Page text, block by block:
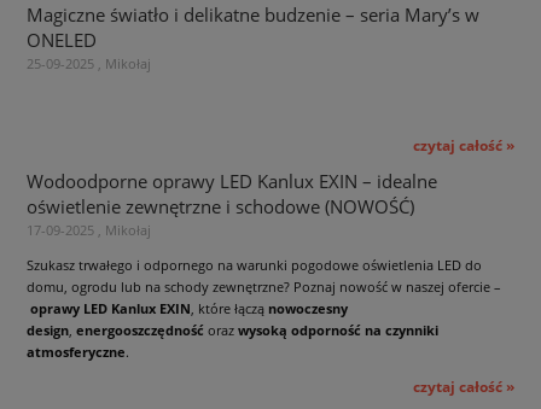
Magiczne światło i delikatne budzenie – seria Mary’s w
ONELED
25-09-2025 , Mikołaj
czytaj całość »
Wodoodporne oprawy LED Kanlux EXIN – idealne
oświetlenie zewnętrzne i schodowe (NOWOŚĆ)
17-09-2025 , Mikołaj
Szukasz trwałego i odpornego na warunki pogodowe oświetlenia LED do
domu, ogrodu lub na schody zewnętrzne? Poznaj nowość w naszej ofercie –
oprawy LED Kanlux EXIN, które łączą nowoczesny
design, energooszczędność oraz wysoką odporność na czynniki
atmosferyczne.
czytaj całość »